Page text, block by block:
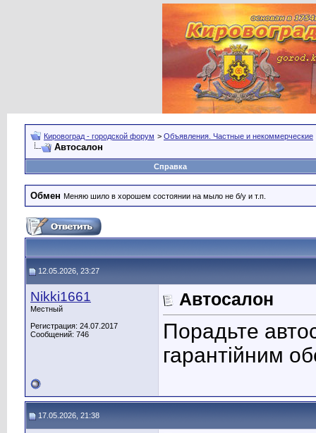
Кировоград - городской форум > Объявления. Частные и некоммерческие
Автосалон
Справка
Обмен Меняю шило в хорошем состоянии на мыло не б/у и т.п.
12.05.2026, 23:27
Nikki1661
Местный
Регистрация: 24.07.2017
Сообщений: 746
Автосалон
Порадьте
гарантійним
17.05.2026, 21:38